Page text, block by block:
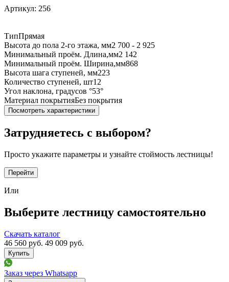
Артикул: 256
ТипПрямая
Высота до пола 2-го этажа, мм2 700 - 2 925
Минимальный проём. Длина,мм2 142
Минимальный проём. Ширина,мм868
Высота шага ступеней, мм223
Количество ступеней, шт12
Угол наклона, градусов °53°
Материал покрытияБез покрытия
Посмотреть характеристики
Затрудняетесь с выбором?
Просто укажите параметры и узнайте стоймость лестницы!
Перейти
Или
Выберите лестницу самостоятельно
Скачать каталог
46 560 руб. 49 009 руб.
Заказ через Whatsapp